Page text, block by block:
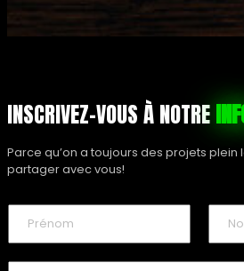
INSCRIVEZ-VOUS À NOTRE
Parce qu’on a toujours des projets plein
partager avec vous!
m
*
r
o